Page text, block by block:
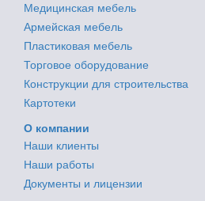
Медицинская мебель
Армейская мебель
Пластиковая мебель
Торговое оборудование
Конструкции для строительства
Картотеки
О компании
Наши клиенты
Наши работы
Документы и лицензии